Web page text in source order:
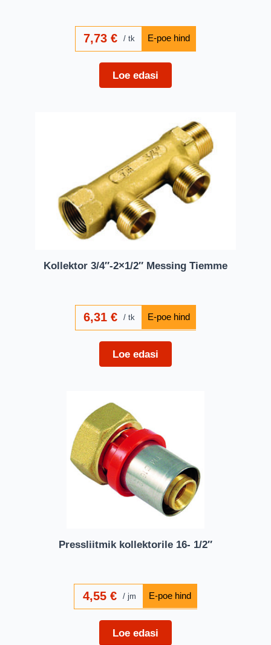
7,73€ tk
Loe edasi
Kollektor 3/4″-2×1/2″ Messing Tiemme
6,31€ tk
Loe edasi
Pressliitmik kollektorile 16- 1/2″
4,55 € jm
Loe edasi